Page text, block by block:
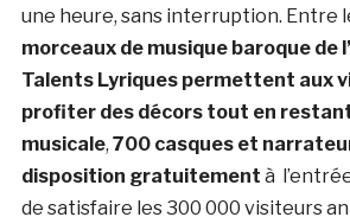
une heure, sans interruption. Entre
morceaux de musique baroque de
Talents Lyriques permettent aux
profiter des décors tout en restant
musicale, 700 casques et
disposition gratuitement à
de satisfaire les 300 000 visiteurs